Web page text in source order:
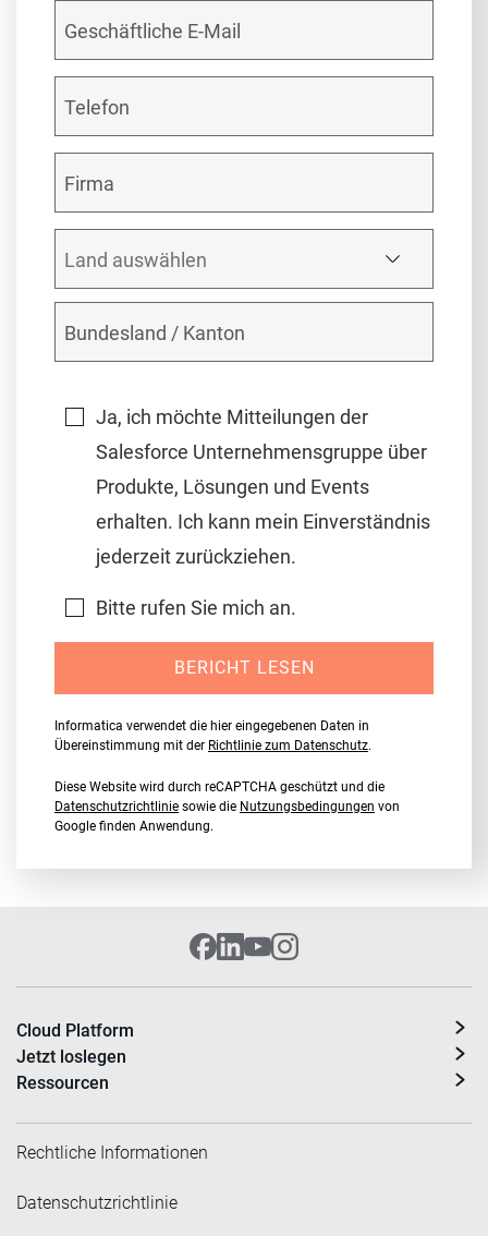
Ja, ich möchte Mitteilungen der
Salesforce Unternehmensgruppe über
Produkte, Lösungen und Events
erhalten. Ich kann mein Einverständnis
jederzeit zurückziehen.
Bitte rufen Sie mich an.
BERICHT LESEN
Informatica verwendet die hier eingegebenen Daten in
Übereinstimmung mit der Richtlinie zum Datenschutz.
Diese Website wird durch reCAPTCHA geschützt und die
Datenschutzrichtlinie sowie die Nutzungsbedingungen von
Google finden Anwendung.
Cloud Platform
Jetzt loslegen
Ressourcen
Rechtliche Informationen
Datenschutzrichtlinie